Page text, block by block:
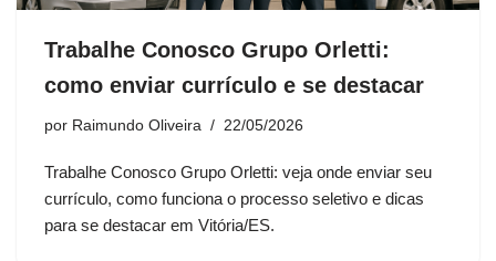
Trabalhe Conosco Grupo Orletti:
como enviar currículo e se destacar
por Raimundo Oliveira 22/05/2026
Trabalhe Conosco Grupo Orletti: veja onde enviar seu
currículo, como funciona o processo seletivo e dicas
para se destacar em Vitória/ES.